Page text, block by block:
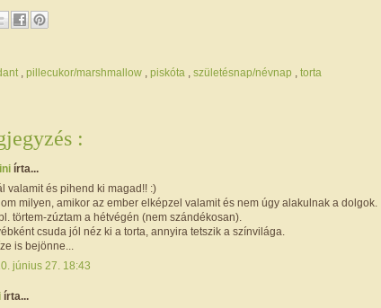
pillecukor/marshmallow piskóta születésnap/névnap torta
:
írta...
valamit és pihend ki magad!! :)
milyen, amikor az ember elképzel valamit és nem úgy alakulnak a dolgok.
törtem-zúztam a hétvégén (nem szándékosan).
csuda jól néz ki a torta, annyira tetszik a színvilága.
is bejönne...
június 27. 18:43
írta...